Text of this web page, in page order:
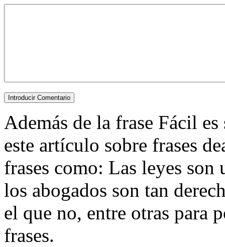
Además de la frase Fácil
este artículo sobre frases
frases como: Las leyes son
los abogados son tan
el que no, entre otras para
frases.